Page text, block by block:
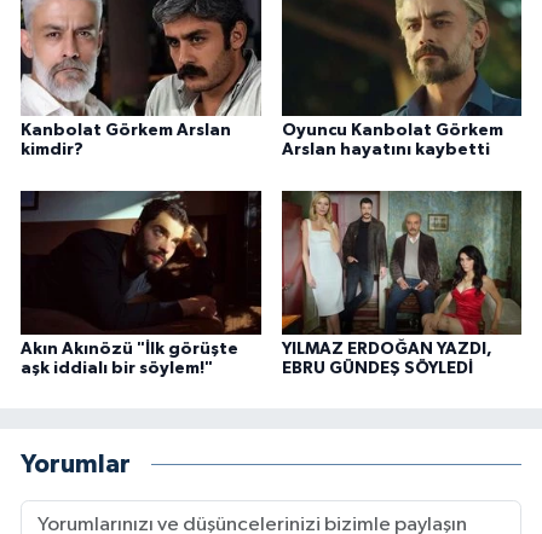
Kanbolat Görkem Arslan
kimdir?
Oyuncu Kanbolat Görkem
Arslan hayatını kaybetti
Akın Akınözü "İlk görüşte
aşk iddialı bir söylem!"
YILMAZ ERDOĞAN YAZDI,
EBRU GÜNDEŞ SÖYLEDİ
Yorumlar